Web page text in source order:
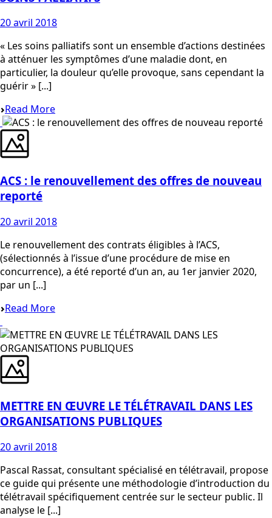
20 avril 2018
« Les soins palliatifs sont un ensemble d’actions destinées
à atténuer les symptômes d’une maladie dont, en
particulier, la douleur qu’elle provoque, sans cependant la
guérir » [...]
Read More
ACS : le renouvellement des offres de nouveau
reporté
20 avril 2018
Le renouvellement des contrats éligibles à l’ACS,
(sélectionnés à l’issue d’une procédure de mise en
concurrence), a été reporté d’un an, au 1er janvier 2020,
par un [...]
Read More
METTRE EN ŒUVRE LE TÉLÉTRAVAIL DANS LES
ORGANISATIONS PUBLIQUES
20 avril 2018
Pascal Rassat, consultant spécialisé en télétravail, propose
ce guide qui présente une méthodologie d’introduction du
télétravail spécifiquement centrée sur le secteur public. Il
analyse le [...]